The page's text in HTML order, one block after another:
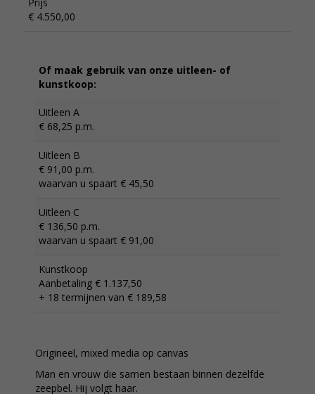
€ 4.550,00
Of maak gebruik van onze uitleen- of
kunstkoop:
Uitleen A
€ 68,25 p.m.
Uitleen B
€ 91,00 p.m.
waarvan u spaart € 45,50
Uitleen C
€ 136,50 p.m.
waarvan u spaart € 91,00
Kunstkoop
Aanbetaling € 1.137,50
+ 18 termijnen van € 189,58
Origineel, mixed media op canvas
Man en vrouw die samen bestaan binnen dezelfde
zeepbel. Hij volgt haar.